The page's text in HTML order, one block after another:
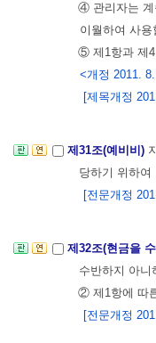
④ 관리자는 계
이월하여 사
⑤ 제1항과 제4
<개정 2011.
[제목개정
제31조(예비비)
당하기 위하
[전문개정
제32조(현금을
수반하지 아
② 제1항에 따
[전문개정